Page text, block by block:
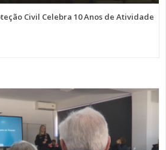
Civil Celebra 10 Anos de Atividade